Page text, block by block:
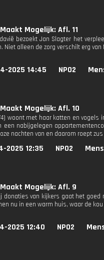
Mogelijk: Afl. 11
bezoekt Jan Slagter het
Niet alleen de zorg verschilt erg
2025 14:45 NPO2
Maakt Mogelijk: Afl. 10
woont met haar katten en
een nabijgelegen
nachten van en daarom roept
2025 12:35 NPO2
Maakt Mogelijk: Afl. 9
donaties van kijkers gaat het
nu in een warm huis, waar de
2025 12:40 NPO2